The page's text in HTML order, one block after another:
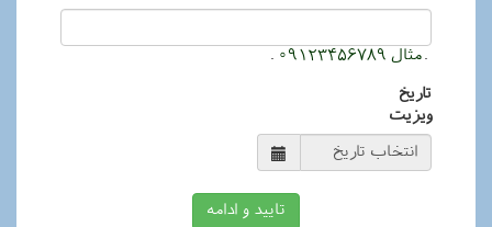
مثال 09123456789
تاریخ
ویزیت